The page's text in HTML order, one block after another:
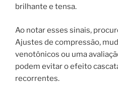
brilhante e tensa.
Ao notar esses sinais,
Ajustes de compressão,
venotônicos ou uma
podem evitar o efeito
recorrentes.